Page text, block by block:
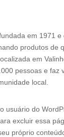
em 1971
produtos de
em
pessoas e faz
local.
usuário do
excluir essa
próprio